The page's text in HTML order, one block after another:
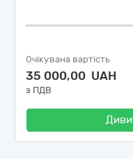
Очікувана вартість
35 000,00 UAH
з ПДВ